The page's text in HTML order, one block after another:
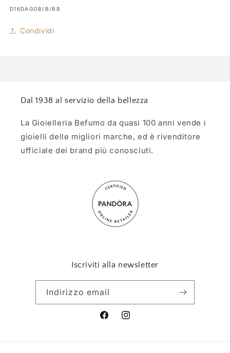
SKU:
D16DAGOB/B/BB
Condividi
Dal 1938 al servizio della bellezza
La Gioielleria Befumo da quasi 100 anni vende i
gioielli delle migliori marche, ed è rivenditore
ufficiale dei brand più conosciuti.
Iscriviti alla newsletter
Indirizzo email
FacebookInstagram